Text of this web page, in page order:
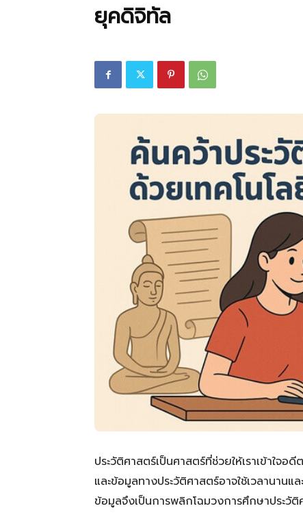
ยุคดิจิทัล
ประวัติศาสตร์เป็นศาสตร์ที่ช่วยให้เราเข้าใจ
และข้อมูลทางประวัติศาสตร์อาจใช้เวลานานแ
ข้อมูลจึงเป็นการพลิกโฉมวงการศึกษาประวั